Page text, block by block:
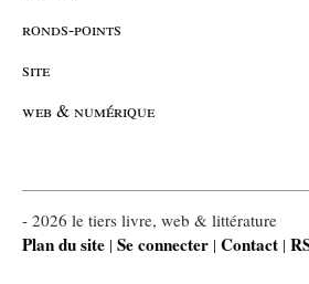
ronds-points
site
web & numérique
- 2026 le tiers livre, web & littérature
Plan du site | Se connecter | Contact |